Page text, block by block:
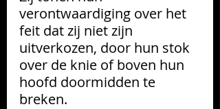
verontwaardiging over het
feit dat zij niet zijn
uitverkozen, door hun stok
over de knie of boven hun
hoofd doormidden te
breken.